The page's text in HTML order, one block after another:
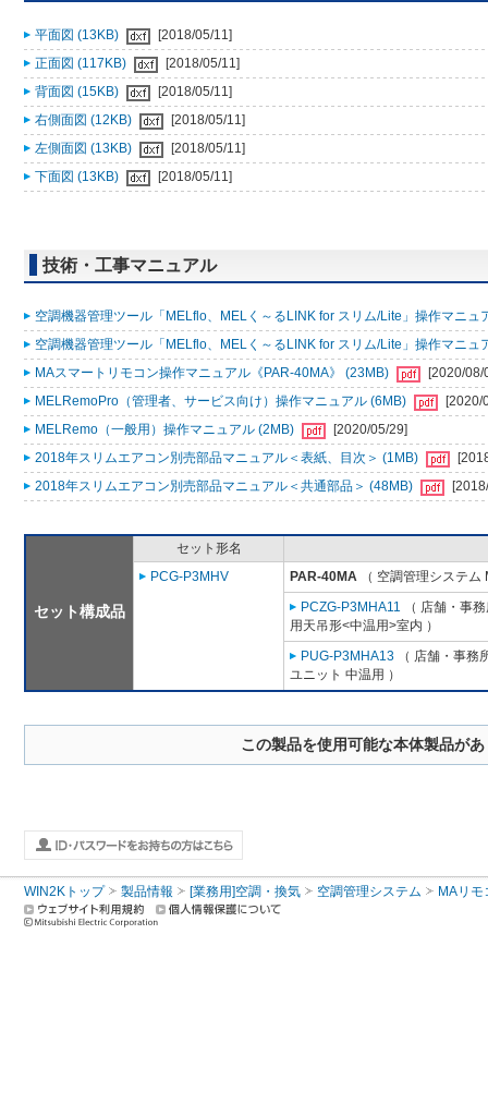
平面図 (13KB)
[2018/05/11]
正面図 (117KB)
[2018/05/11]
背面図 (15KB)
[2018/05/11]
右側面図 (12KB)
[2018/05/11]
左側面図 (13KB)
[2018/05/11]
下面図 (13KB)
[2018/05/11]
技術・工事マニュアル
空調機器管理ツール「MELflo、MELく～るLINK for スリム/Lite」操作マニュ
空調機器管理ツール「MELflo、MELく～るLINK for スリム/Lite」操作マニュ
MAスマートリモコン操作マニュアル《PAR-40MA》 (23MB)
[2020/08/
MELRemoPro（管理者、サービス向け）操作マニュアル (6MB)
[2020/
MELRemo（一般用）操作マニュアル (2MB)
[2020/05/29]
2018年スリムエアコン別売部品マニュアル＜表紙、目次＞ (1MB)
2018年スリムエアコン別売部品マニュアル＜共通部品＞ (48MB)
セット構成品
セット形名
PCG-P3MHV
PAR-40MA （ 空調管理システム
PCZG-P3MHA11 （ 店舗・事
用天吊形<中温用>室内 ）
PUG-P3MHA13 （ 店舗・事務
ユニット 中温用 ）
この製品を使用可能な本体製品が
WIN2Kトップ 製品情報 [業務用]空調・換気 空調管理システム MAリモ